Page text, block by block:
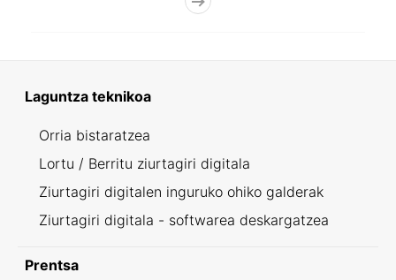
Laguntza teknikoa
Orria bistaratzea
Lortu / Berritu ziurtagiri digitala
Ziurtagiri digitalen inguruko ohiko galderak
Ziurtagiri digitala - softwarea deskargatzea
Prentsa